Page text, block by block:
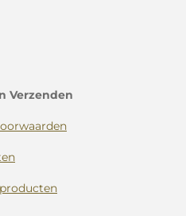
Verzenden